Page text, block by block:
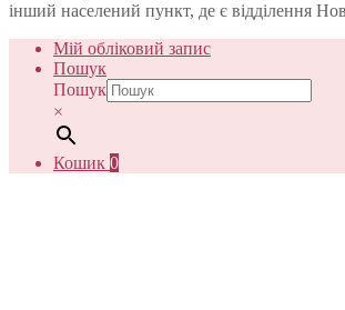
інший населений пункт, де є відділення
Мій обліковий запис
Пошук
Пошук
×
Кошик 0